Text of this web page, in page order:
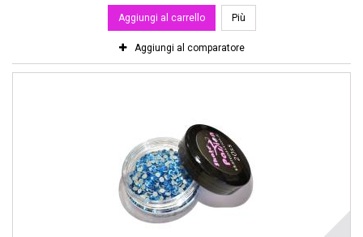
Aggiungi al carrello Più
Aggiungi al comparatore